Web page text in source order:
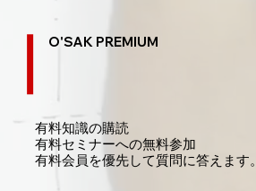
O'SAK PREMIUM
有料知識の購読
​有料セミナーへの無料参加
​有料会員を優先して質問に答えます。